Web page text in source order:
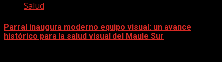
Salud
Parral inaugura moderno equipo visual: un avance
histórico para la salud visual del Maule Sur